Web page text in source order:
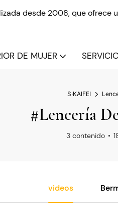
desde 2008, que ofrece
DE MUJER
S·KAIFEI
#Lencería
3 contenido
videos